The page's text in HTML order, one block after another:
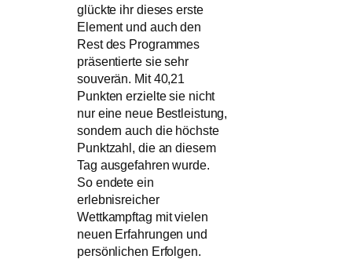
glückte ihr dieses erste
Element und auch den
Rest des Programmes
präsentierte sie sehr
souverän. Mit 40,21
Punkten erzielte sie nicht
nur eine neue Bestleistung,
sondern auch die höchste
Punktzahl, die an diesem
Tag ausgefahren wurde.
So endete ein
erlebnisreicher
Wettkampftag mit vielen
neuen Erfahrungen und
persönlichen Erfolgen.